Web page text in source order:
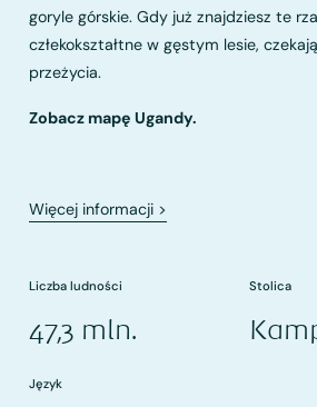
goryle górskie. Gdy już znajdziesz te
człekokształtne w gęstym lesie,
przeżycia.
Zobacz mapę Ugandy.
Więcej informacji >
Liczba ludności
47,3 mln.
Stolica
Język